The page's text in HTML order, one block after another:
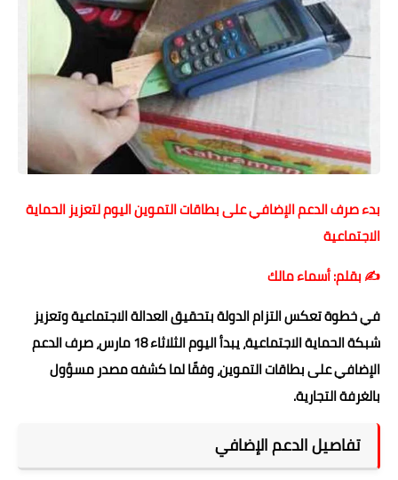
حوادث وقضايا
خدمات
الصحه والجمال
فن المطبخ
مقالات
بدء صرف الدعم الإضافي على بطاقات التموين اليوم لتعزيز الحماية
الاجتماعية
✍️ بقلم: أسماء مالك
في خطوة تعكس التزام الدولة بتحقيق العدالة الاجتماعية وتعزيز
شبكة الحماية الاجتماعية، يبدأ اليوم الثلاثاء 18 مارس، صرف الدعم
الإضافي على بطاقات التموين، وفقًا لما كشفه مصدر مسؤول
بالغرفة التجارية.
تفاصيل الدعم الإضافي